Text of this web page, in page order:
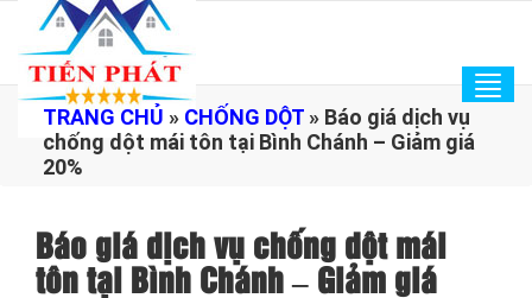
TRANG CHỦ » CHỐNG DỘT » Báo giá dịch vụ
chống dột mái tôn tại Bình Chánh – Giảm giá
20%
Báo giá dịch vụ chống dột mái
tôn tại Bình Chánh – Giảm giá